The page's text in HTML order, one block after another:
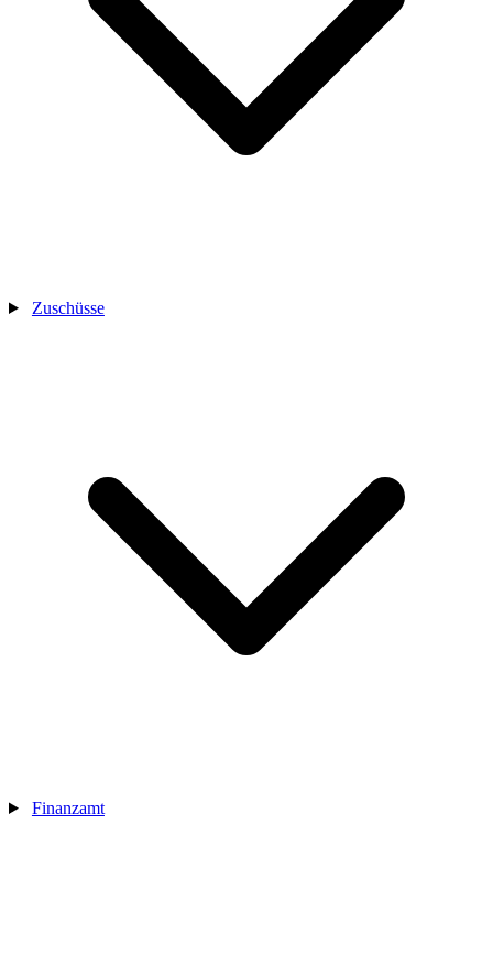
Zuschüsse
Finanzamt